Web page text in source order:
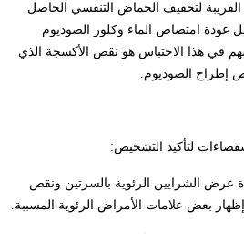
القريبة لتخفيف الحماض التنفسي الحاصل
عودة امتصاص الماء وكلور الصوديوم
في هذا الاحتباس هو نقص الأكسجة الذي
إطراح الصوديوم.
لتأكيد التشخيص:
عرض الشرايين الرئوية بالسرتين ونقص
إظهار بعض علامات الأمراض الرئوية المسببة.